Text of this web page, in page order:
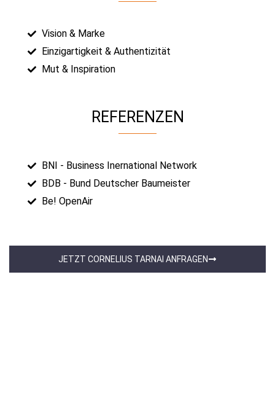
Vision & Marke
Einzigartigkeit & Authentizität
Mut & Inspiration
REFERENZEN
BNI - Business Inernational Network
BDB - Bund Deutscher Baumeister
Be! OpenAir
JETZT CORNELIUS TARNAI ANFRAGEN